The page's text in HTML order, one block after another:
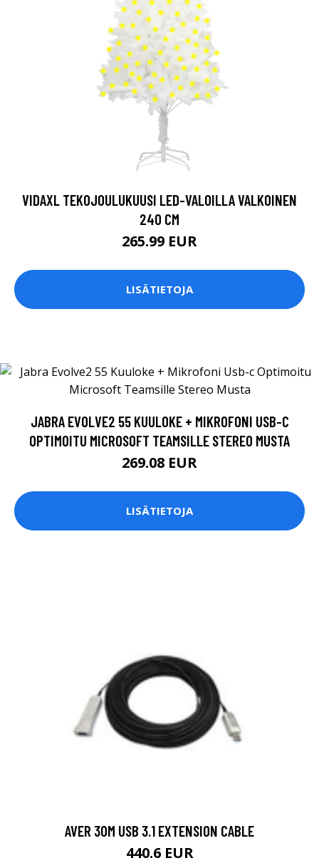
VIDAXL TEKOJOULUKUUSI LED-VALOILLA VALKOINEN
240 CM
265.99 EUR
LISÄTIETOJA
JABRA EVOLVE2 55 KUULOKE + MIKROFONI USB-C
OPTIMOITU MICROSOFT TEAMSILLE STEREO MUSTA
269.08 EUR
LISÄTIETOJA
AVER 30M USB 3.1 EXTENSION CABLE
440.6 EUR